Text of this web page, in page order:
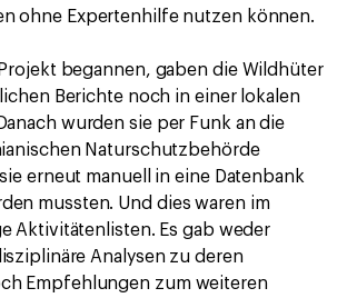
ohne Expertenhilfe nutzen können.
begannen, gaben die Wildhüter
Berichte noch in einer lokalen
wurden sie per Funk an die
Naturschutzbehörde
erneut manuell in eine Datenbank
mussten. Und dies waren im
Aktivitätenlisten. Es gab weder
Analysen zu deren
Empfehlungen zum weiteren